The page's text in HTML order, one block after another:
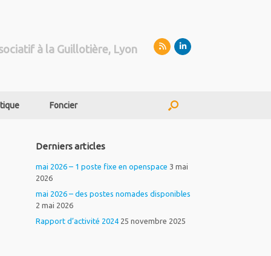
à la Guillotière, Lyon
Foncier
Derniers articles
mai 2026 – 1 poste fixe en openspace 3 mai
2026
mai 2026 – des postes nomades disponibles
2 mai 2026
Rapport d’activité 2024 25 novembre 2025